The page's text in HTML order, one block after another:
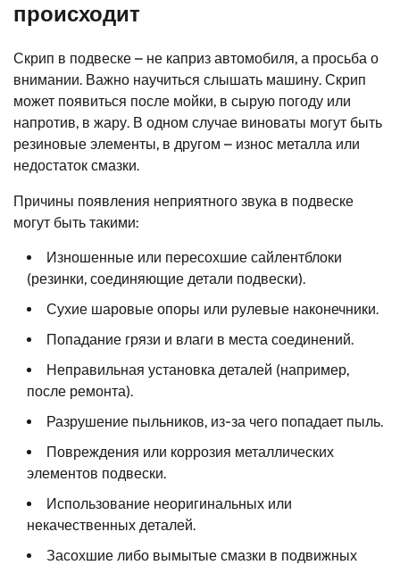
происходит
Скрип в подвеске – не каприз автомобиля, а просьба о
внимании. Важно научиться слышать машину. Скрип
может появиться после мойки, в сырую погоду или
напротив, в жару. В одном случае виноваты могут быть
резиновые элементы, в другом – износ металла или
недостаток смазки.
Причины появления неприятного звука в подвеске
могут быть такими:
Изношенные или пересохшие сайлентблоки
(резинки, соединяющие детали подвески).
Сухие шаровые опоры или рулевые наконечники.
Попадание грязи и влаги в места соединений.
Неправильная установка деталей (например,
после ремонта).
Разрушение пыльников, из-за чего попадает пыль.
Повреждения или коррозия металлических
элементов подвески.
Использование неоригинальных или
некачественных деталей.
Засохшие либо вымытые смазки в подвижных